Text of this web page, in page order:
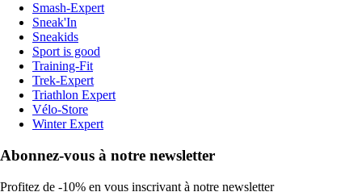
Smash-Expert
Sneak'In
Sneakids
Sport is good
Training-Fit
Trek-Expert
Triathlon Expert
Vélo-Store
Winter Expert
Abonnez-vous à notre newsletter
Profitez de -10% en vous inscrivant à notre newsletter